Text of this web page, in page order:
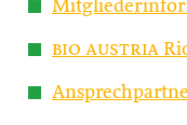
bio austria